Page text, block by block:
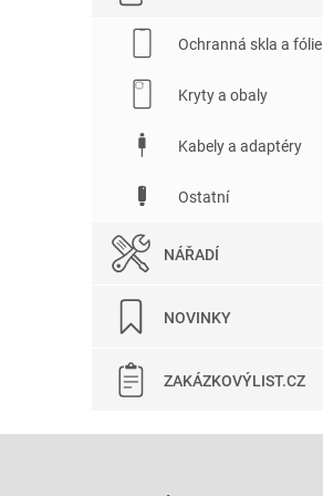
Ochranná skla a fólie
Kryty a obaly
Kabely a adaptéry
Ostatní
NÁŘADÍ
NOVINKY
ZAKÁZKOVÝLIST.CZ